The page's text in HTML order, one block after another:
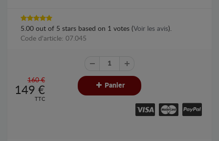
5.00 out of 5 stars based on 1 votes (Voir les avis).
Code d'article: 07.045
160 €
149 €
TTC
Panier